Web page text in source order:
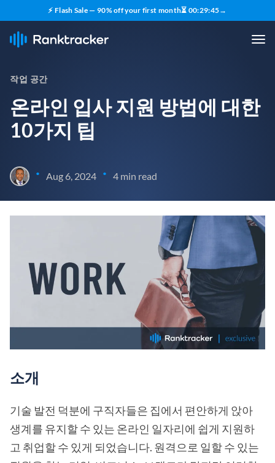
⚡ Flash Sale — 90% off your first month⏳ 00:29:44→
작업 공간
온라인 입사 지원 방법에 대한
10가지 팁
• Aug 6, 2024 • 4 min read
소개
기술 발전 덕분에 구직자들은 집에서 편안하게 앉아
생계를 유지할 수 있는 온라인 일자리에 쉽게 지원하
고 취업할 수 있게 되었습니다. 원격으로 일할 수 있는